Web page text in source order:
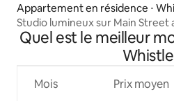
Appartement en résidence ⋅
Studio lumineux sur Main Street
de sport
Quel est le meilleur
Mois Prix moyen